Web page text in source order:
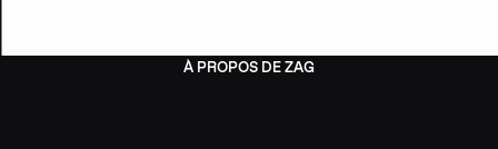
À PROPOS DE ZAG